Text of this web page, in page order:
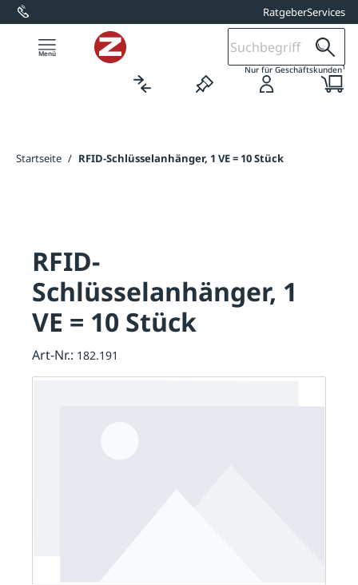
springen RatgeberServices
Nur für Geschäftskunden1
Startseite / RFID-Schlüsselanhänger, 1 VE = 10 Stück
RFID-
Schlüsselanhänger, 1
VE = 10 Stück
Art-Nr.: 182.191